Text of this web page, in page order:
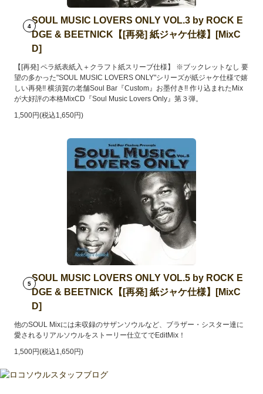
4
SOUL MUSIC LOVERS ONLY VOL.3 by ROCK E
DGE & BEETNICK【[再発] 紙ジャケ仕様】[MixC
D]
【[再発] ペラ紙表紙入＋クラフト紙スリーブ仕様】 ※ブックレットなし 要
望の多かった"SOUL MUSIC LOVERS ONLY"シリーズが紙ジャケ仕様で嬉
しい再発!! 横須賀の老舗Soul Bar『Custom』お墨付き!! 作り込まれたMix
が大好評の本格MixCD『Soul Music Lovers Only』第３弾。
1,500円(税込1,650円)
5
SOUL MUSIC LOVERS ONLY VOL.5 by ROCK E
DGE & BEETNICK【[再発] 紙ジャケ仕様】[MixC
D]
他のSOUL Mixには未収録のサザンソウルなど、ブラザー・シスター達に
愛されるリアルソウルをストーリー仕立てでEditMix！
1,500円(税込1,650円)